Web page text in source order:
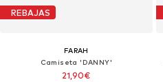
REBAJAS
FARAH
Camiseta 'DANNY'
21,90€